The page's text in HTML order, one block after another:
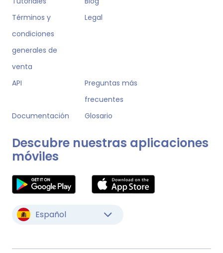
Términos y
condiciones
generales de
venta
Legal
API
Preguntas más
frecuentes
Documentación
Glosario
Descubre nuestras aplicaciones
móviles
Español